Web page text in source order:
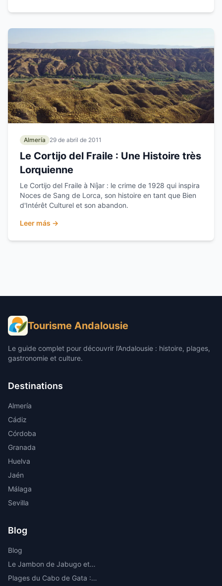
Almería 29 de abril de 2011
Le Cortijo del Fraile : Une Histoire très
Lorquienne
Le Cortijo del Fraile à Níjar : le crime de 1928 qui inspira
Noces de Sang de Lorca, son histoire en tant que Bien
d'Intérêt Culturel et son abandon.
Leer más →
Tourisme Andalousie
Le guide complet pour découvrir l’Andalousie : histoire, plages,
gastronomie et culture.
Destinations
Almería
Cádiz
Córdoba
Granada
Huelva
Jaén
Málaga
Sevilla
Blog
Blog
Le Jambon de Jabugo et la Route de l'Ibérique dans la Sierra de Huelva
Plages du Cabo de Gata : Les Meilleures Criques et Plages Vierges d'Almería